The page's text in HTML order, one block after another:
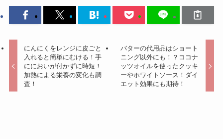
にんにくをレンジに皮ごと
入れると簡単にむける！手
ににおいが付かずに時短！
加熱による栄養の変化も調
査！
バターの代用品はショート
ニング以外にも！？ココナ
ッツオイルを使ったクッキ
ーやホワイトソース！ダイ
エット効果にも期待！